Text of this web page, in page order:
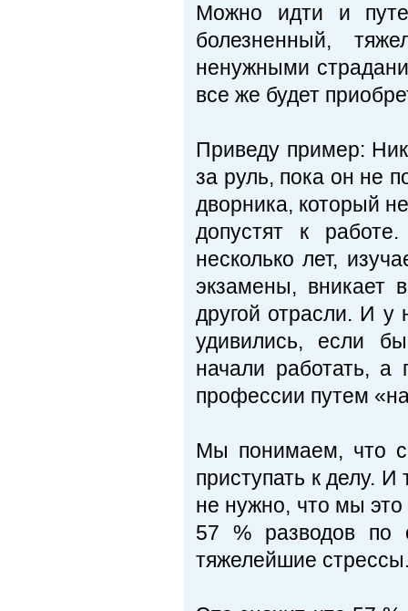
Можно идти и
болезненный,
ненужными
все же будет
Приведу пример:
за руль, пока он не
дворника, который
допустят к
несколько лет,
экзамены, вникает
другой отрасли. И
удивились, если
начали работать, а
профессии путем
Мы понимаем, что
приступать к делу.
не нужно, что мы
57 % разводов по
тяжелейшие